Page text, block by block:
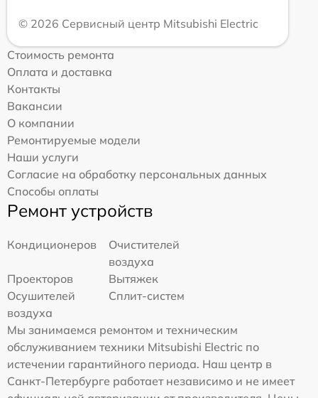
© 2026 Сервисный центр Mitsubishi Electric
Стоимость ремонта
Оплата и доставка
Контакты
Вакансии
О компании
Ремонтируемые модели
Наши услуги
Согласие на обработку персональных данных
Способы оплаты
Ремонт устройств
Кондиционеров
Очистителей
воздуха
Проекторов
Вытяжек
Осушителей
воздуха
Сплит-систем
Мы занимаемся ремонтом и техническим
обслуживанием техники Mitsubishi Electric по
истечении гарантийного периода. Наш центр в
Санкт-Петербурге работает независимо и не имеет